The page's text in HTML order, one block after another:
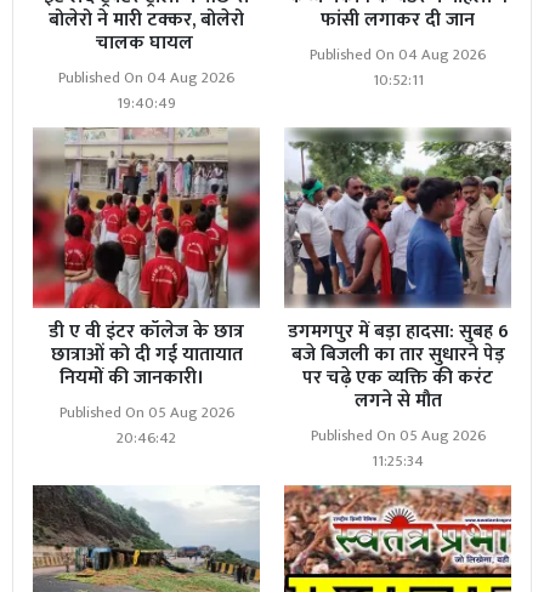
बोलेरो ने मारी टक्कर, बोलेरो
चालक घायल
Published On 04 Aug 2026
19:40:49
फांसी लगाकर दी जान
Published On 04 Aug 2026
10:52:11
डी ए वी इंटर कॉलेज के छात्र
छात्राओं को दी गई यातायात
नियमों की जानकारी।
Published On 05 Aug 2026
20:46:42
डगमगपुर में बड़ा हादसा: सुबह 6
बजे बिजली का तार सुधारने पेड़
पर चढ़े एक व्यक्ति की करंट
लगने से मौत
Published On 05 Aug 2026
11:25:34